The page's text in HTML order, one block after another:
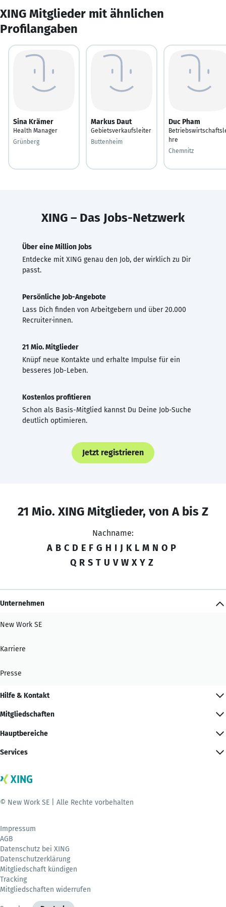
XING Mitglieder mit ähnlichen
Profilangaben
Sina Krämer
Health Manager
Grünberg
Markus Daut
Gebietsverkaufsleiter
Buttenheim
Duc Pham
hre
Chemnitz
XING – Das Jobs-Netzwerk
Über eine Million Jobs
Entdecke mit XING genau den Job, der wirklich zu Dir
passt.
Persönliche Job-Angebote
Lass Dich finden von Arbeitgebern und über 20.000
Recruiter·innen.
21 Mio. Mitglieder
Knüpf neue Kontakte und erhalte Impulse für ein
besseres Job-Leben.
Kostenlos profitieren
Schon als Basis-Mitglied kannst Du Deine Job-Suche
deutlich optimieren.
Jetzt registrieren
21 Mio. XING Mitglieder, von A bis Z
Nachname:
A B C D E F G H I J K L M N O P
Q R S T U V W X Y Z
Unternehmen
New Work SE
Karriere
Presse
Hilfe & Kontakt
Mitgliedschaften
Hauptbereiche
Services
© New Work SE | Alle Rechte vorbehalten
Impressum
AGB
Datenschutz bei XING
Datenschutzerklärung
Mitgliedschaft kündigen
Tracking
Mitgliedschaften widerrufen